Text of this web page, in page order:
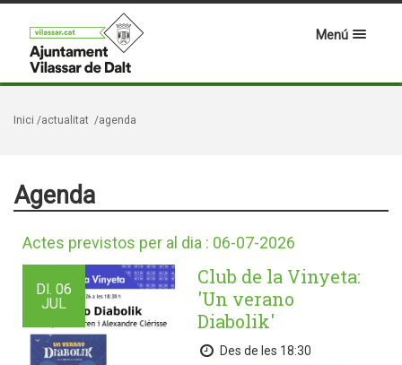
Menú
Inici /actualitat /agenda
Agenda
Actes previstos per al dia : 06-07-2026
Dl. 06
JUL
Club de la Vinyeta:
'Un verano
Diabolik'
Des de les 18:30